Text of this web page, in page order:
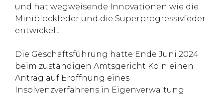
und hat wegweisende Innovationen wie die
Miniblockfeder und die Superprogressivfeder
entwickelt.
Die Geschäftsführung hatte Ende Juni 2024
beim zuständigen Amtsgericht Köln einen
Antrag auf Eröffnung eines
Insolvenzverfahrens in Eigenverwaltung